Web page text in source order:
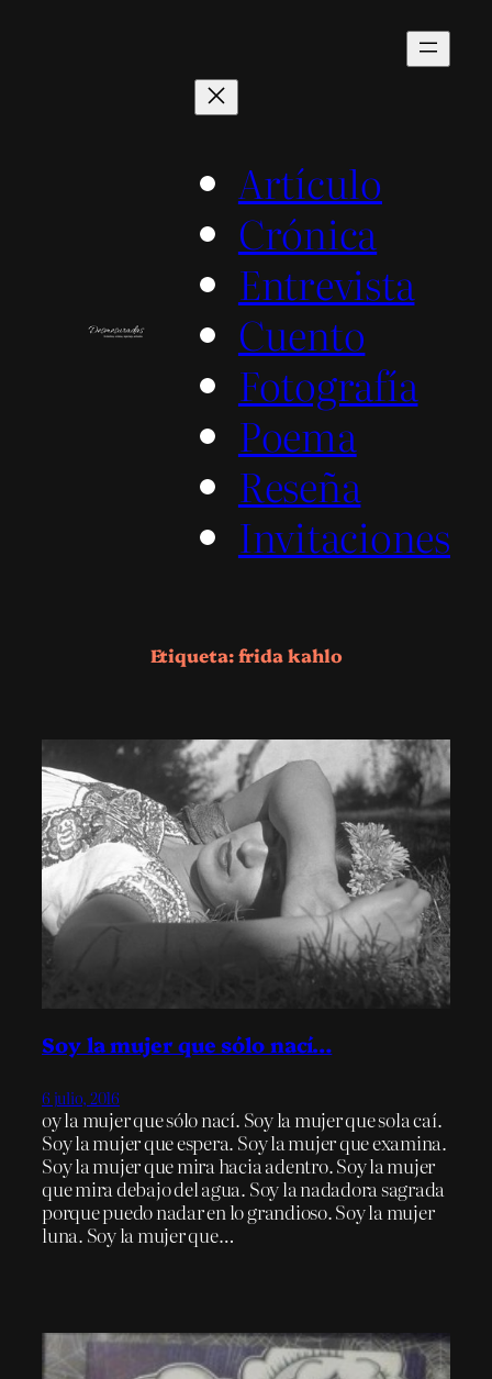
Artículo
Crónica
Entrevista
Cuento
Fotografía
Poema
Reseña
Invitaciones
Etiqueta:frida kahlo
Soy la mujer que sólo nací…
6 julio, 2016
oy la mujer que sólo nací. Soy la mujer que sola caí.
Soy la mujer que espera. Soy la mujer que examina.
Soy la mujer que mira hacia adentro. Soy la mujer
que mira debajo del agua. Soy la nadadora sagrada
porque puedo nadar en lo grandioso. Soy la mujer
luna. Soy la mujer que…